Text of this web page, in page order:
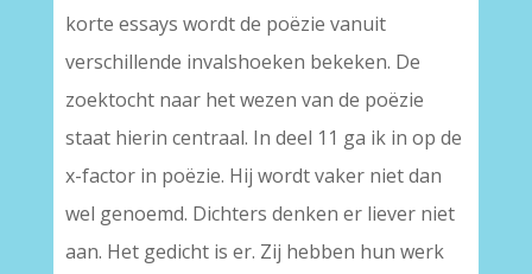
korte essays wordt de poëzie vanuit
verschillende invalshoeken bekeken. De
zoektocht naar het wezen van de poëzie
staat hierin centraal. In deel 11 ga ik in op de
x-factor in poëzie. Hij wordt vaker niet dan
wel genoemd. Dichters denken er liever niet
aan. Het gedicht is er. Zij hebben hun werk